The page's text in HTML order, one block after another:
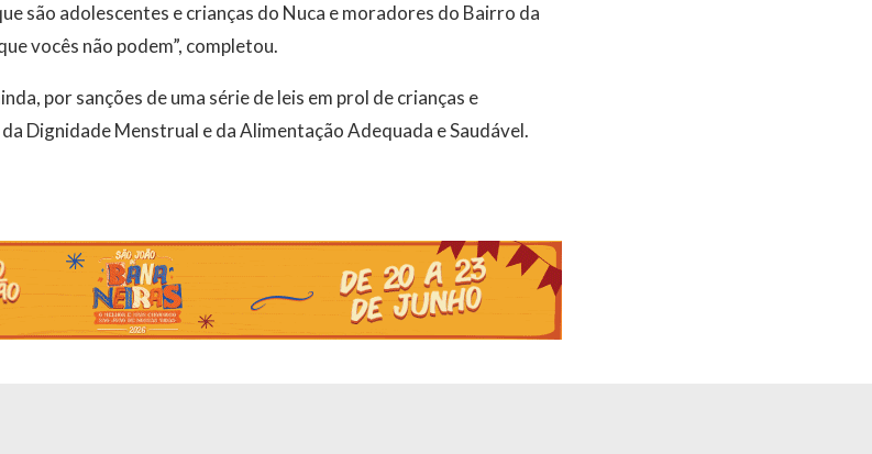
são adolescentes e crianças do Nuca e moradores do Bairro da
vocês não podem”, completou.
por sanções de uma série de leis em prol de crianças e
Dignidade Menstrual e da Alimentação Adequada e Saudável.